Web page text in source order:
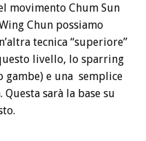
movimento Chum Sun
Chun possiamo
tecnica “superiore”
livello, lo sparring
gambe) e una semplice
sarà la base su